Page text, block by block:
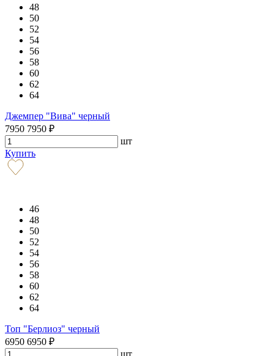
48
50
52
54
56
58
60
62
64
Джемпер "Вива" черный
7950 7950 ₽
шт
Купить
46
48
50
52
54
56
58
60
62
64
Топ "Берлиоз" черный
6950 6950 ₽
шт